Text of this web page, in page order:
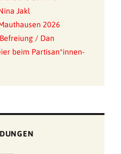
Jakl
2026
/ Dan
beim Partisan*innen-